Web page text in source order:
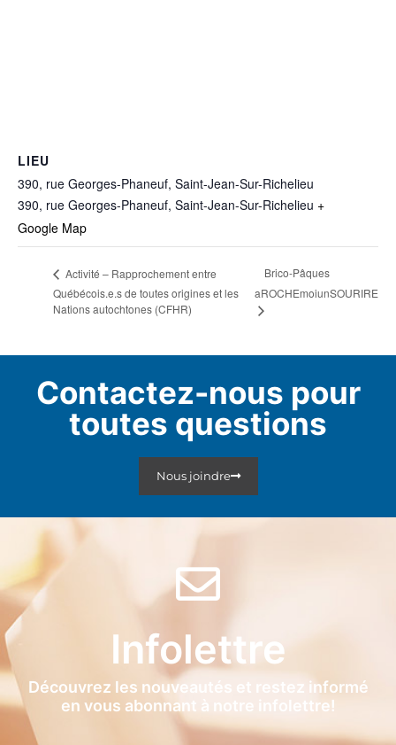
LIEU
390, rue Georges-Phaneuf, Saint-Jean-Sur-Richelieu
390, rue Georges-Phaneuf, Saint-Jean-Sur-Richelieu +
Google Map
Activité – Rapprochement entre
Québécois.e.s de toutes origines et les
Nations autochtones (CFHR)
Brico-Pâques
aROCHEmoiunSOURIRE
Contactez-nous pour
toutes questions
Nous joindre
Infolettre
Découvrez les nouveautés et restez informé
en vous abonnant à notre infolettre!